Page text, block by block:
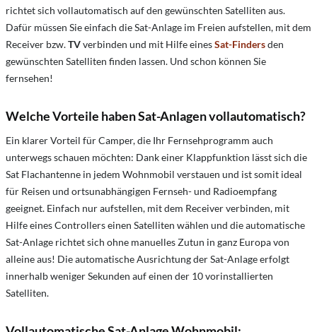
richtet sich vollautomatisch auf den gewünschten Satelliten aus.
Dafür müssen Sie einfach die Sat-Anlage im Freien aufstellen, mit dem
Receiver bzw.TVverbinden und mit Hilfe einesSat-Findersden
gewünschten Satelliten finden lassen. Und schon können Sie
fernsehen!
Welche Vorteile haben Sat-Anlagen vollautomatisch?
Ein klarer Vorteil für Camper, die Ihr Fernsehprogramm auch
unterwegs schauen möchten: Dank einer Klappfunktion lässt sich die
Sat Flachantenne in jedem Wohnmobil verstauen und ist somit ideal
für Reisen und ortsunabhängigen Fernseh- und Radioempfang
geeignet. Einfach nur aufstellen, mit dem Receiver verbinden, mit
Hilfe eines Controllers einen Satelliten wählen und die automatische
Sat-Anlage richtet sich ohne manuelles Zutun in ganz Europa von
alleine aus! Die automatische Ausrichtung der Sat-Anlage erfolgt
innerhalb weniger Sekunden auf einen der 10 vorinstallierten
Satelliten.